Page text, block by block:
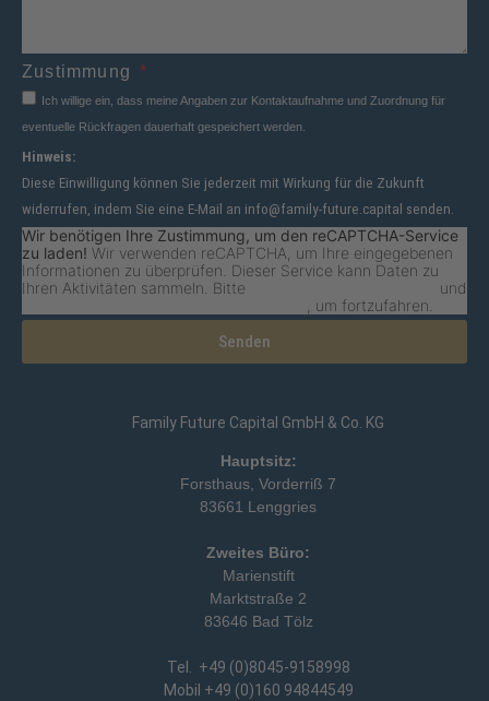
Zustimmung
Ich willige ein, dass meine Angaben zur Kontaktaufnahme und Zuordnung für
eventuelle Rückfragen dauerhaft gespeichert werden.
Hinweis:
Diese Einwilligung können Sie jederzeit mit Wirkung für die Zukunft
widerrufen, indem Sie eine E-Mail an info@family-future.capital senden.
Wir benötigen Ihre Zustimmung, um den reCAPTCHA-Service
zu laden! Wir verwenden reCAPTCHA, um Ihre eingegebenen
Informationen zu überprüfen. Dieser Service kann Daten zu
Ihren Aktivitäten sammeln. Bitte
und
, um fortzufahren.
Senden
Family Future Capital GmbH & Co. KG
Hauptsitz:
Forsthaus, Vorderriß 7
83661 Lenggries
Zweites Büro:
Marienstift
Marktstraße 2
83646 Bad Tölz
Tel. +49 (0)8045-9158998
Mobil +49 (0)160 94844549